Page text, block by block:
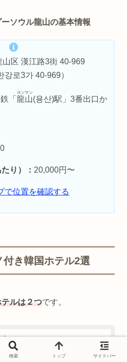
ソウル龍山の基本情報
山区 漢江路3街 40-969
강로3가 40-969）
「龍山
ヨンサン
(용산)駅」3番出口か
り）： 20,000円〜
で位置を確認する
付き韓国ホテル2選
ルは２つです。
釜山
検索 トップ サイドバー